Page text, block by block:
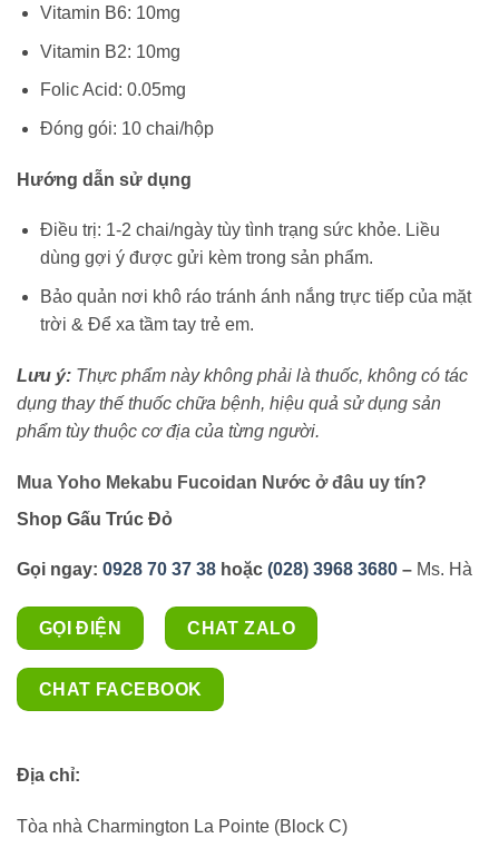
Vitamin B6: 10mg
Vitamin B2: 10mg
Folic Acid: 0.05mg
Đóng gói: 10 chai/hộp
Hướng dẫn sử dụng
Điều trị: 1-2 chai/ngày tùy tình trạng sức khỏe. Liều
dùng gợi ý được gửi kèm trong sản phẩm.
Bảo quản nơi khô ráo tránh ánh nắng trực tiếp của mặt
trời & Để xa tầm tay trẻ em.
Lưu ý: Thực phẩm này không phải là thuốc, không có tác
dụng thay thế thuốc chữa bệnh, hiệu quả sử dụng sản
phẩm tùy thuộc cơ địa của từng người.
Mua Yoho Mekabu Fucoidan Nước ở đâu uy tín?
Shop Gấu Trúc Đỏ
Gọi ngay: 0928 70 37 38 hoặc (028) 3968 3680 – Ms. Hà
GỌI ĐIỆN CHAT ZALO
CHAT FACEBOOK
Địa chỉ:
Tòa nhà Charmington La Pointe (Block C)